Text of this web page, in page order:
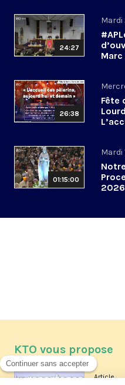
24:27
Mardi
26:38
Fête
01:15:00
Mardi
2026
KTO vous propose
Article